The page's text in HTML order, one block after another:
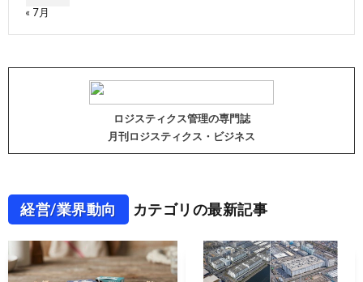
« 7月
ロジスティクス管理の専門誌
月刊ロジスティクス・ビジネス
経営/業界動向 カテゴリの最新記事